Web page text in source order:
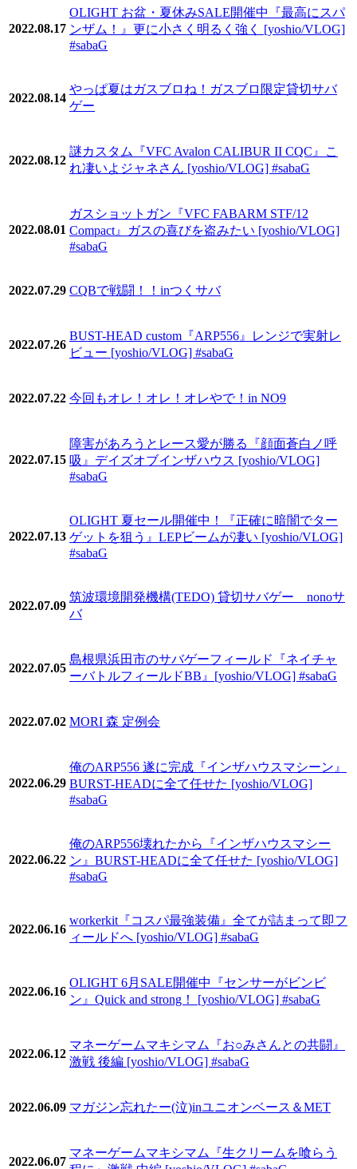
2022.08.17
OLIGHT お盆・夏休みSALE開催中『最高にスパ
ンザム！』更に小さく明るく強く [yoshio/VLOG]
#sabaG
2022.08.14
やっぱ夏はガスブロね！ガスブロ限定貸切サバ
ゲー
2022.08.12
謎カスタム『VFC Avalon CALIBUR II CQC』こ
れ凄いよジャネさん [yoshio/VLOG] #sabaG
2022.08.01
ガスショットガン『VFC FABARM STF/12
Compact』ガスの喜びを盗みたい [yoshio/VLOG]
#sabaG
2022.07.29 CQBで戦闘！！inつくサバ
2022.07.26
BUST-HEAD custom『ARP556』レンジで実射レ
ビュー [yoshio/VLOG] #sabaG
2022.07.22 今回もオレ！オレ！オレやで！in NO9
2022.07.15
障害があろうとレース愛が勝る『顔面蒼白ノ呼
吸』デイズオブインザハウス [yoshio/VLOG]
#sabaG
2022.07.13
OLIGHT 夏セール開催中！『正確に暗闇でター
ゲットを狙う』LEPビームが凄い [yoshio/VLOG]
#sabaG
2022.07.09
筑波環境開発機構(TEDO) 貸切サバゲー nonoサ
バ
2022.07.05
島根県浜田市のサバゲーフィールド『ネイチャ
ーバトルフィールドBB』[yoshio/VLOG] #sabaG
2022.07.02 MORI 森 定例会
2022.06.29
俺のARP556 遂に完成『インザハウスマシーン』
BURST-HEADに全て任せた [yoshio/VLOG]
#sabaG
2022.06.22
俺のARP556壊れたから『インザハウスマシー
ン』BURST-HEADに全て任せた [yoshio/VLOG]
#sabaG
2022.06.16
workerkit『コスパ最強装備』全てが詰まって即フ
ィールドへ [yoshio/VLOG] #sabaG
2022.06.16
OLIGHT 6月SALE開催中『センサーがビンビ
ン』Quick and strong！ [yoshio/VLOG] #sabaG
2022.06.12
マネーゲームマキシマム『お○みさんとの共闘』
激戦 後編 [yoshio/VLOG] #sabaG
2022.06.09 マガジン忘れたー(泣)inユニオンベース＆MET
2022.06.07
マネーゲームマキシマム『生クリームを喰らう